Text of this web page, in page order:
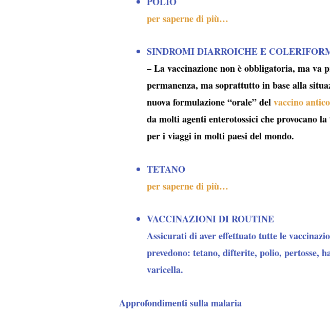
per saperne di più…
SINDROMI DIARROICHE E
– La vaccinazione non è obbligatoria, ma va
permanenza, ma soprattutto in base alla
nuova formulazione “orale” delvaccino
da molti agenti enterotossici che provocano la
per i viaggi in molti paesi del mondo.
TETANO
per saperne di più…
VACCINAZIONI DI ROUTINE
Assicurati di aver effettuato tutte le
prevedono: tetano, difterite, polio, pertosse,
varicella.
Approfondimenti sulla malaria